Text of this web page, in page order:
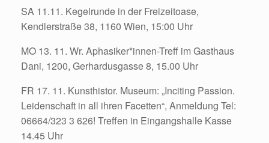
SA 11.11. Kegelrunde in der Freizeitoase,
Kendlerstraße 38, 1160 Wien, 15:00 Uhr
MO 13. 11. Wr. Aphasiker*innen-Treff im Gasthaus
Dani, 1200, Gerhardusgasse 8, 15.00 Uhr
FR 17. 11. Kunsthistor. Museum: „Inciting Passion.
Leidenschaft in all ihren Facetten“, Anmeldung Tel:
06664/323 3 626! Treffen in Eingangshalle Kasse
14.45 Uhr